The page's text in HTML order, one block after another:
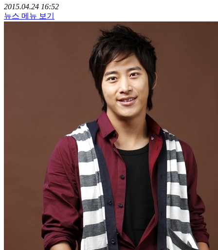
2015.04.24 16:52
뉴스 메뉴 보기